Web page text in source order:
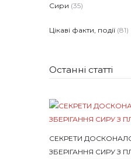
Сири (35)
Цікаві факти, події (81)
Останні статті
СЕКРЕТИ
ЗБЕРІГАННЯ СИРУ З